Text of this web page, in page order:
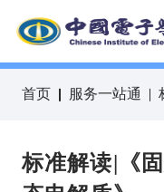
首页 服务一站通
标准解读|《